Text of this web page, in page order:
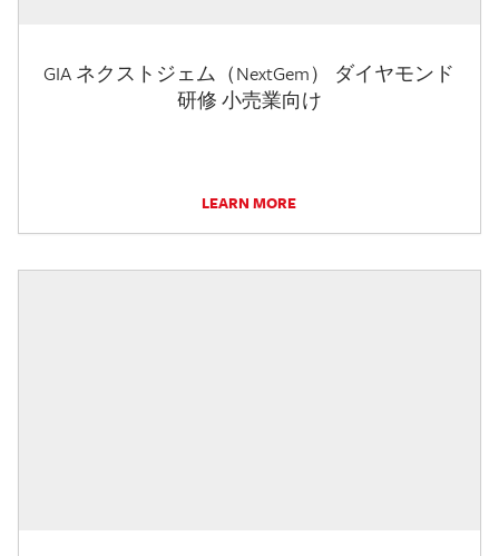
GIA ネクストジェム（NextGem） ダイヤモンド
研修 小売業向け
LEARN MORE